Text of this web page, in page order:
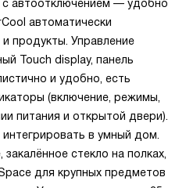
с автоотключением — удобно
автоматически
продукты. Управление
Touch display, панель
и удобно, есть
(включение, режимы,
питания и открытой двери).
в умный дом.
стекло на полках,
для крупных предметов